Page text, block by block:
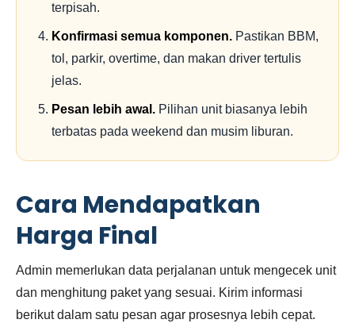
terpisah.
Konfirmasi semua komponen. Pastikan BBM,
tol, parkir, overtime, dan makan driver tertulis
jelas.
Pesan lebih awal. Pilihan unit biasanya lebih
terbatas pada weekend dan musim liburan.
Cara Mendapatkan
Harga Final
Admin memerlukan data perjalanan untuk mengecek unit
dan menghitung paket yang sesuai. Kirim informasi
berikut dalam satu pesan agar prosesnya lebih cepat.